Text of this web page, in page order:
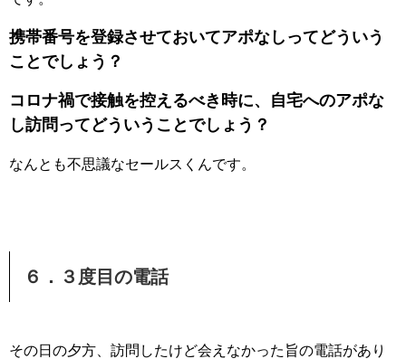
携帯番号を登録させておいてアポなしってどういう
ことでしょう？
コロナ禍で接触を控えるべき時に、自宅へのアポな
し訪問ってどういうことでしょう？
なんとも不思議なセールスくんです。
６．３度目の電話
その日の夕方、訪問したけど会えなかった旨の電話があり